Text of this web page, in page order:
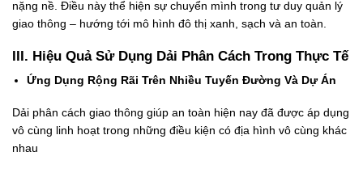
nặng nề. Điều này thể hiện sự chuyển mình trong tư duy quản lý
giao thông – hướng tới mô hình đô thị xanh, sạch và an toàn.
III. Hiệu Quả Sử Dụng Dải Phân Cách Trong Thực Tế
Ứng Dụng Rộng Rãi Trên Nhiều Tuyến Đường Và Dự Án
Dải phân cách giao thông giúp an toàn hiện nay đã được áp dụng
vô cùng linh hoạt trong những điều kiện có địa hình vô cùng khác
nhau